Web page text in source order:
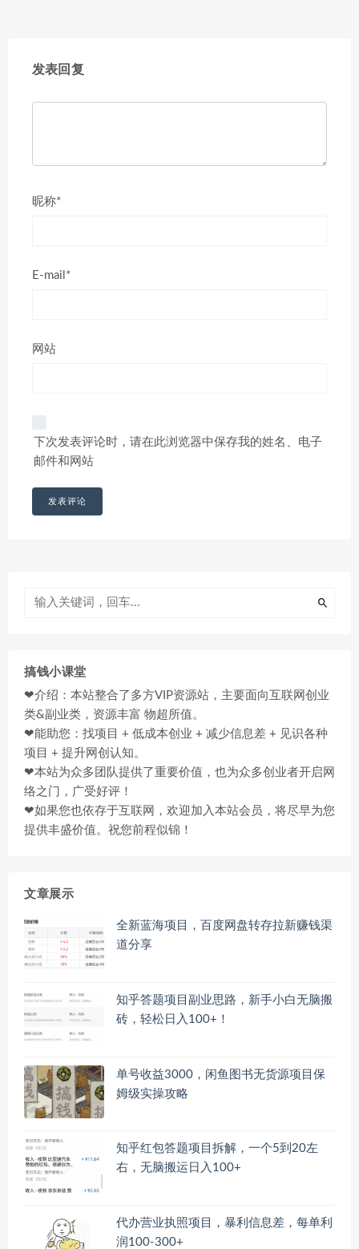
发表回复
昵称*
E-mail*
网站
下次发表评论时，请在此浏览器中保存我的姓名、电子
邮件和网站
搞钱小课堂
❤介绍：本站整合了多方VIP资源站，主要面向互联网创业
类&副业类，资源丰富 物超所值。
❤能助您：找项目 + 低成本创业 + 减少信息差 + 见识各种
项目 + 提升网创认知。
❤本站为众多团队提供了重要价值，也为众多创业者开启网
络之门，广受好评！
❤如果您也依存于互联网，欢迎加入本站会员，将尽早为您
提供丰盛价值。祝您前程似锦！
文章展示
全新蓝海项目，百度网盘转存拉新赚钱渠
道分享
知乎答题项目副业思路，新手小白无脑搬
砖，轻松日入100+！
单号收益3000，闲鱼图书无货源项目保
姆级实操攻略
知乎红包答题项目拆解，一个5到20左
右，无脑搬运日入100+
代办营业执照项目，暴利信息差，每单利
润100-300+